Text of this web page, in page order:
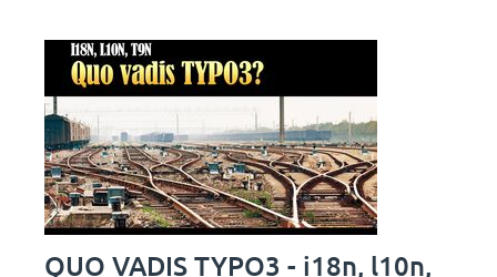
QUO VADIS TYPO3 - i18n, l10n,